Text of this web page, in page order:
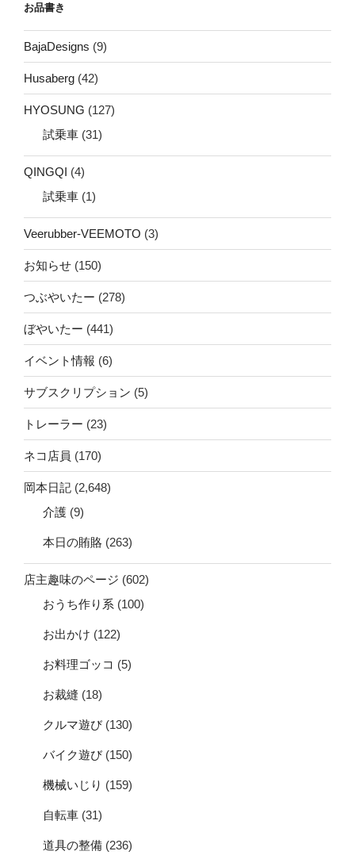
お品書き
BajaDesigns (9)
Husaberg (42)
HYOSUNG (127)
試乗車 (31)
QINGQI (4)
試乗車 (1)
Veerubber-VEEMOTO (3)
お知らせ (150)
つぶやいたー (278)
ぼやいたー (441)
イベント情報 (6)
サブスクリプション (5)
トレーラー (23)
ネコ店員 (170)
岡本日記 (2,648)
介護 (9)
本日の賄賂 (263)
店主趣味のページ (602)
おうち作り系 (100)
お出かけ (122)
お料理ゴッコ (5)
お裁縫 (18)
クルマ遊び (130)
バイク遊び (150)
機械いじり (159)
自転車 (31)
道具の整備 (236)